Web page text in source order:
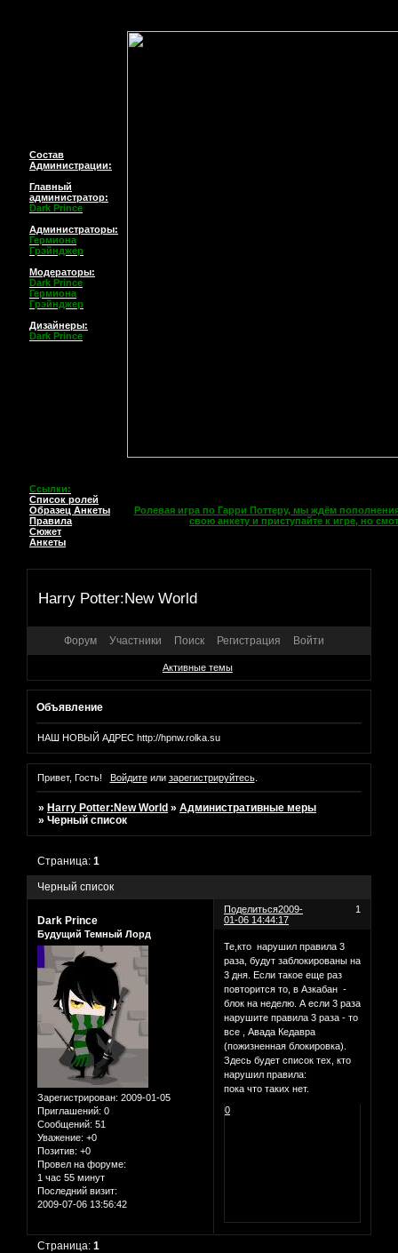
Состав
Администрации:
Главный
администратор:
Dark Prince
Администраторы:
Гермиона
Грэйнджер
Модераторы:
Dark Prince
Гермиона
Грэйнджер
Дизайнеры:
Dark Prince
Ссылки:
Список ролей
Образец Анкеты
Правила
Сюжет
Анкеты
Ролевая игра по Гарри Поттеру, мы ждём
свою анкету и приступайте к игре, но
Harry Potter:New World
Форум Участники Поиск Регистрация Войти
Активные темы
Объявление
НАШ НОВЫЙ АДРЕС http://hpnw.rolka.su
Привет, Гость! Войдитеили зарегистрируйтесь.
» Harry Potter:New World »Административные меры
»Черный список
Черный список
Страница:1
Поделиться 1
2009-
01-06 14:44:17
Dark Prince
Будущий Темный Лорд
Зарегистрирован: 2009-01-05
Приглашений: 0
Сообщений: 51
Уважение: +0
Позитив: +0
Провел на форуме:
1 час 55 минут
Последний визит:
2009-07-06 13:56:42
Те,кто нарушил правила 3
раза, будут заблокированы на
3 дня. Если такое еще раз
повторится то, в Азкабан -
блок на неделю. А если 3 раза
нарушите правила 3 раза - то
все , Авада Кедавра
(пожизненная блокировка).
Здесь будет список тех, кто
нарушил правила:
пока что таких нет.
0
Страница:1